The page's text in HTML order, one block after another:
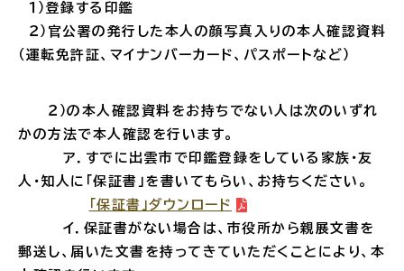
ライフライン 公共交通
１）登録する印鑑
２）官公署の発行した本人の顔写真入りの本人確認資料
（運転免許証、マイナンバーカード、パスポートなど）
２）の本人確認資料をお持ちでない人は次のいずれ
かの方法で本人確認を行います。
ア．すでに出雲市で印鑑登録をしている家族・友
人・知人に「保証書」を書いてもらい、お持ちください。
「保証書」ダウンロード
イ．保証書がない場合は、市役所から親展文書を
郵送し、届いた文書を持ってきていただくことにより、本